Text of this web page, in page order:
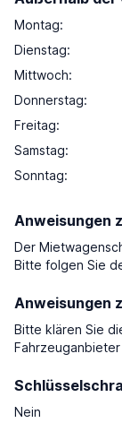
Montag:
Dienstag:
Mittwoch:
Donnerstag:
Freitag:
Samstag:
Sonntag:
Anweisungen
Der
Bitte folgen Sie
Anweisungen
Bitte klären Sie
Nein